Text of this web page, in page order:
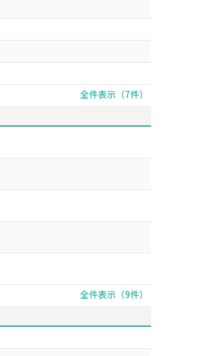
全件表示（7件）
全件表示（9件）